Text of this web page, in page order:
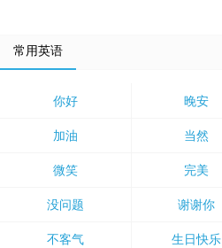
常用英语
你好 晚安
加油 当然
微笑 完美
没问题 谢谢你
不客气 生日快乐